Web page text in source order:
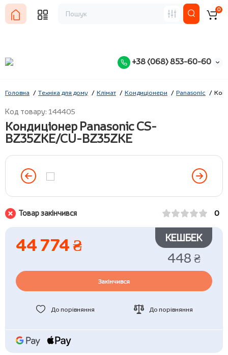
+38 (068) 853-60-60
0
Головна Техніка для дому Клімат Кондиціонери Panasonic
Код товару: 144405
Кондиціонер Panasonic CS-
BZ35ZKE/CU-BZ35ZKE
Товар закінчився 0
44 774 ₴ КЕШБЕК
448 ₴
Закінчився
До порівняння До порівняння